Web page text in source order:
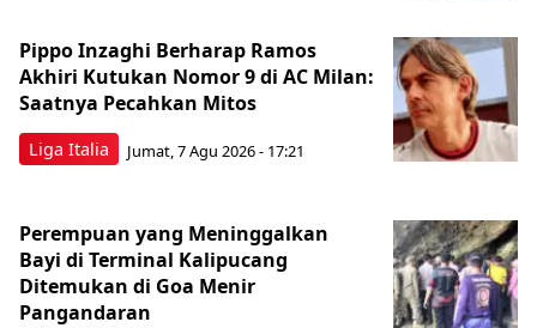
Liga Italia
Pippo Inzaghi Berharap Ramos
Akhiri Kutukan Nomor 9 di AC Milan:
Saatnya Pecahkan Mitos
Jumat, 7 Agu 2026 - 17:21
Perempuan yang Meninggalkan
Bayi di Terminal Kalipucang
Ditemukan di Goa Menir
Pangandaran